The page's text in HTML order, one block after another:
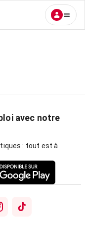
avec notre
: tout est à